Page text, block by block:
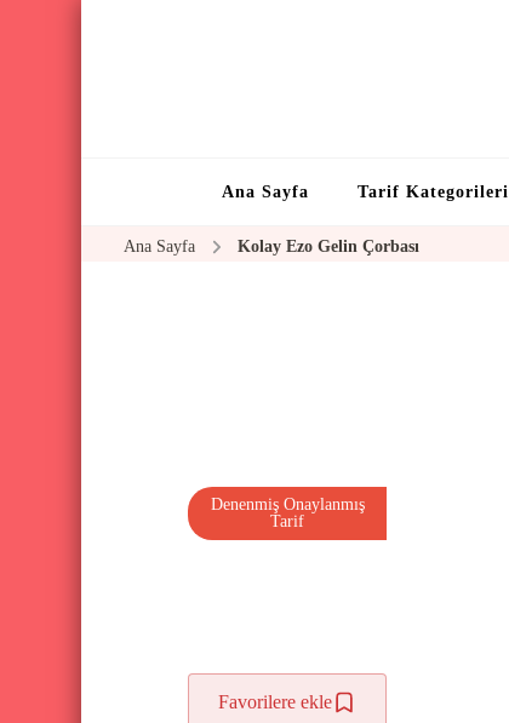
Ana Sayfa Tarif Kategorileri
Ana Sayfa Kolay Ezo Gelin Çorbası
Favorilere ekle
Denenmiş Onaylanmış
Tarif